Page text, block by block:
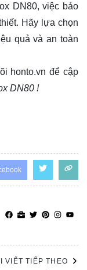
DN80, việc bảo
Hãy lựa chọn
quả và an toàn
honto.vn để cập
DN80 !
VIẾT TIẾP THEO